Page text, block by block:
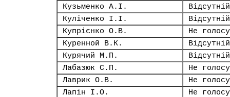
Кузьменко А.І.
Відсутній
Куліченко І.І.
Відсутній
Купрієнко О.В.
Не
Куренной В.К.
Відсутній
Курячий М.П.
Відсутній
Лабазюк С.П.
Не
Лаврик О.В.
Не
Лапін І.О.
Не